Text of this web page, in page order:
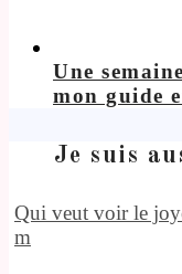
Une
mon guide
Je suis
Qui veut voir le
m